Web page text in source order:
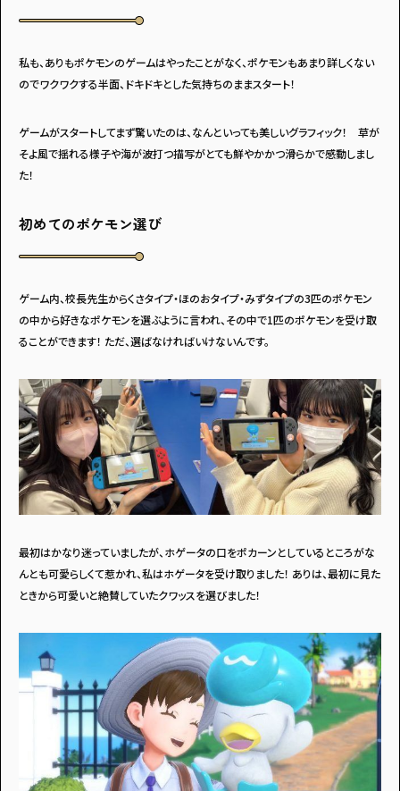
私も、ありもポケモンのゲームはやったことがなく、ポケモンもあまり詳しくない
のでワクワクする半面、ドキドキとした気持ちのままスタート！
ゲームがスタートしてまず驚いたのは、なんといっても美しいグラフィック！ 草が
そよ風で揺れる様子や海が波打つ描写がとても鮮やかかつ滑らかで感動しまし
た！
初めてのポケモン選び
ゲーム内、校長先生からくさタイプ・ほのおタイプ・みずタイプの3匹のポケモン
の中から好きなポケモンを選ぶように言われ、その中で1匹のポケモンを受け取
ることができます！ ただ、選ばなければいけないんです。
最初はかなり迷っていましたが、ホゲータの口をポカーンとしているところがな
んとも可愛らしくて惹かれ、私はホゲータを受け取りました！ ありは、最初に見た
ときから可愛いと絶賛していたクワッスを選びました！